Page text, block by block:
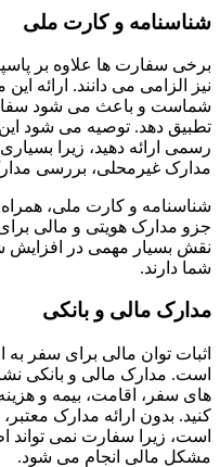
شناسنامه و کارت ملی
برخی سفارت ها علاوه بر
نیز الزامی می دانند. ارائه
شماست و باعث می شود
تطبیق دهد. توصیه می شود
رسمی ارائه دهید، زیرا
مدارک غیرمحلی، بررسی
شناسنامه و کارت ملی، همراه
جزو مدارک هویتی و مالی
نقش بسیار مهمی در
شما دارند.
مدارک مالی و بانکی
اثبات توان مالی برای سفر
است. مدارک مالی و بانکی
های سفر، اقامت، بیمه و
کنید. بدون ارائه مدارک
است، زیرا سفارت نمی
مشکل مالی انجام می شود.